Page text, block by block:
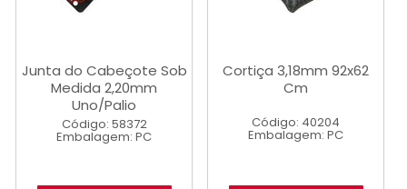
Junta do Cabeçote Sob
Medida 2,20mm
Uno/Palio
Código: 58372
Embalagem: PC
Cortiça 3,18mm 92x62
Cm
Código: 40204
Embalagem: PC